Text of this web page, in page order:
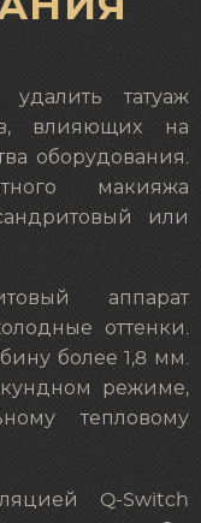
татуаж
влияющих на
оборудования.
макияжа
или
аппарат
оттенки.
более 1,8 мм.
режиме,
тепловому
Q-Switch